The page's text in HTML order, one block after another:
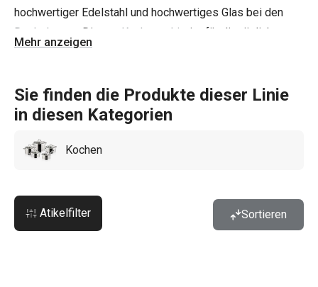
hochwertiger Edelstahl und hochwertiges Glas bei den
Deckeln
, aus. Dieses Kochgeschirr
ist für die tägliche
Komfortküche konzipiert und eignet sich für alle
Mehr anzeigen
Sie finden die Produkte dieser Linie
in diesen Kategorien
Kochen
Atikelfilter Sortieren